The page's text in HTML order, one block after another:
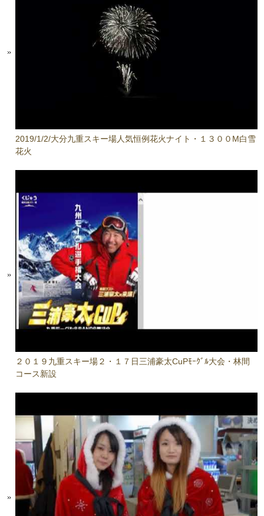
2019/1/2/大分九重スキー場人気恒例花火ナイト・１３００M白雪
花火
２０１９九重スキー場２・１７日三浦豪太CuPﾓｰｸﾞﾙ大会・林間
コース新設